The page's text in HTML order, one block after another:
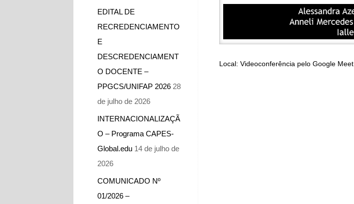
Local: Videoconferência pelo Google Meet
EDITAL DE
RECREDENCIAMENTO
E
DESCREDENCIAMENT
O DOCENTE –
PPGCS/UNIFAP 2026 28
de julho de 2026
INTERNACIONALIZAÇÃ
O – Programa CAPES-
Global.edu 14 de julho de
2026
COMUNICADO Nº
01/2026 –